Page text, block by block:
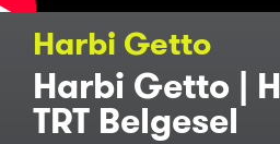
Harbi Getto
Harbi Getto |
TRT Belgesel